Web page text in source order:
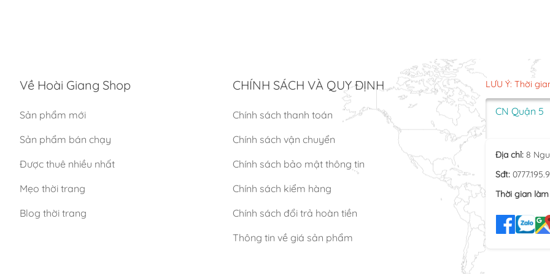
Về Hoài Giang Shop
Sản phẩm mới
Sản phẩm bán chạy
Được thuê nhiều nhất
Mẹo thời trang
Blog thời trang
CHÍNH SÁCH VÀ QUY ĐỊNH
Chính sách thanh toán
Chính sách vận chuyển
Chính sách bảo mật thông tin
Chính sách kiểm hàng
Chính sách đổi trả hoàn tiền
Thông tin về giá sản phẩm
LƯU Ý: Thời
CN Quận 5
Địa chỉ: 8
Sđt:
Thời gian